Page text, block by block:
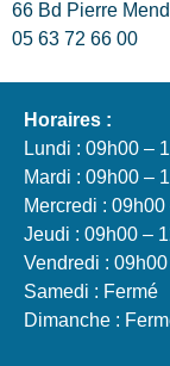
66 Bd Pierre
05 63 72 66 00
Horaires :
Lundi : 09h00 –
Mardi : 09h00 –
Mercredi :
Jeudi : 09h00 –
Vendredi :
Samedi : Fermé
Dimanche :